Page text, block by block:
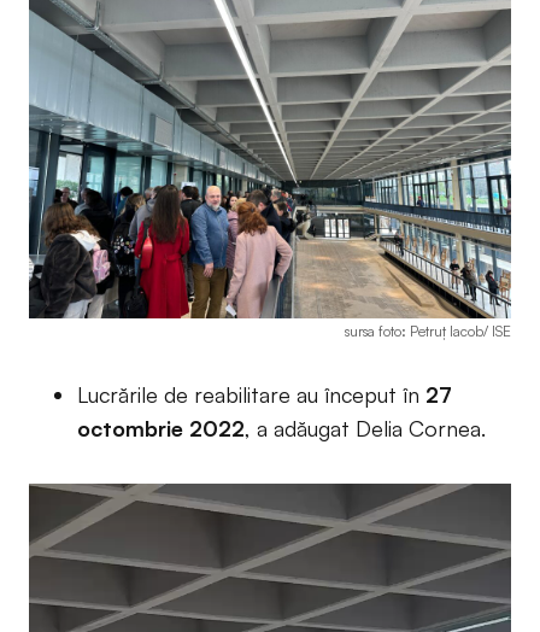
sursa foto: Petruț Iacob/ ISE
Lucrările de reabilitare au început în 27
octombrie 2022, a adăugat Delia Cornea.